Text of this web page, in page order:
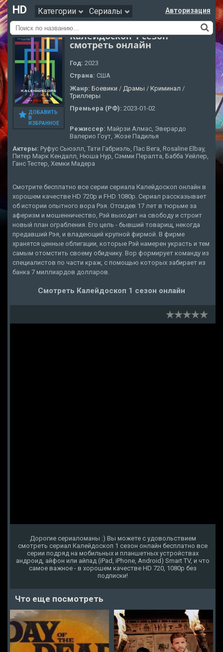
HD Категории Сериалы Авторизация
ДОБАВИТЬ
В
ИЗБРАННОЕ
Калейдоскоп 1 сезон
смотреть онлайн
Год: 2023
Страна: США
Жанр: Боевики / Драмы / Криминал /
Триллеры
Премьера (РФ): 2023-01-02
Режиссер: Майрзи Алмас, Эверардо
Валерио Гоут, Жозе Падилья
Актеры: Руфус Сьюэлл, Тати Габриэль, Пас Вега, Rosaline Elbay,
Питер Марк Кендалл, Нюша Нур, Сэмми Пералта, Бабба Уейлер,
Ганс Тестер, Хемки Мадера
Смотрите бесплатно все серии сериала Калейдоскоп онлайн в
хорошем качестве HD 720p и FHD 1080p. Сериал рассказывает
об истории опытного вора Рэя. Отсидев 17 лет в тюрьме за
аферизм и мошенничество, Рэй выходит на свободу и строит
новый план ограбления. Его цель - бывший товарищ, некогда
предавший Рэя, и владеющий крупной фирмой. В фирме
хранятся ценные облигации, которые Рэй намерен украсть и тем
самым отомстить своему обидчику. Вор формирует команду из
специалистов по части краж, с помощью которых забирает из
банка 7 миллиардов долларов.
Смотреть Калейдоскоп 1 сезон онлайн
Дорогие сериаломаны :) Вы можете с удовольствием
смотреть сериал Калейдоскоп 1 сезон онлайн бесплатно все
серии подряд на мобильных и планшетных устройствах
андроид, айфон или айпад (iPad, iPhone, Android) Smart TV, и что
самое важное - в хорошем качестве HD 720, 1080p без
подписки!
Что еще посмотреть